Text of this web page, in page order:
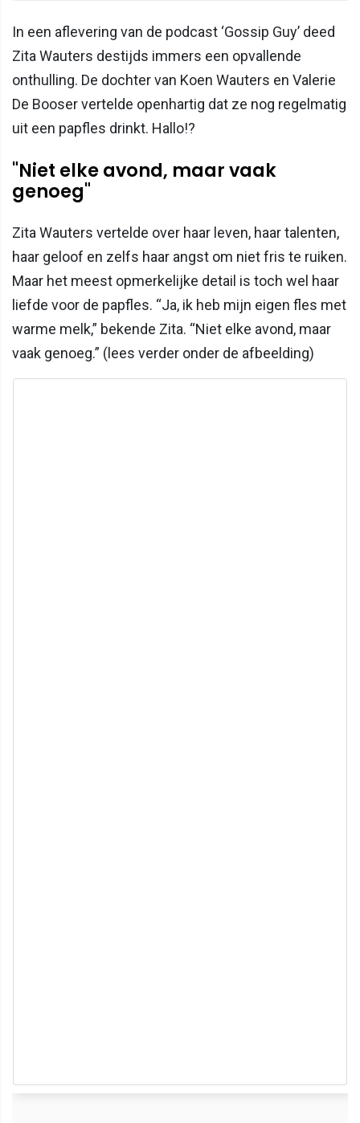
In een aflevering van de podcast ‘Gossip Guy’ deed
Zita Wauters destijds immers een opvallende
onthulling. De dochter van Koen Wauters en Valerie
De Booser vertelde openhartig dat ze nog regelmatig
uit een papfles drinkt. Hallo!?
"Niet elke avond, maar vaak
genoeg"
Zita Wauters vertelde over haar leven, haar talenten,
haar geloof en zelfs haar angst om niet fris te ruiken.
Maar het meest opmerkelijke detail is toch wel haar
liefde voor de papfles. “Ja, ik heb mijn eigen fles met
warme melk,” bekende Zita. “Niet elke avond, maar
vaak genoeg.” (lees verder onder de afbeelding)